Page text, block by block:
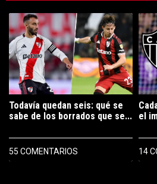
Un artículo de tendencia con el título
Todavía quedan seis: qué se
sabe de los borrados que se...
55 COMENTARIOS
Un
el
14